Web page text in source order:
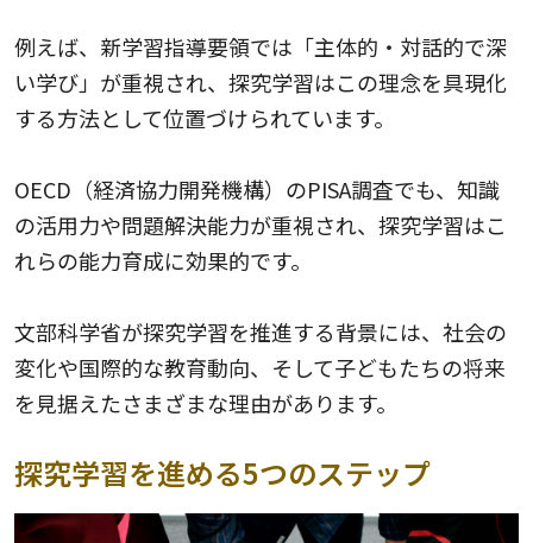
例えば、新学習指導要領では「主体的・対話的で深
い学び」が重視され、探究学習はこの理念を具現化
する方法として位置づけられています。
OECD（経済協力開発機構）のPISA調査でも、知識
の活用力や問題解決能力が重視され、探究学習はこ
れらの能力育成に効果的です。
文部科学省が探究学習を推進する背景には、社会の
変化や国際的な教育動向、そして子どもたちの将来
を見据えたさまざまな理由があります。
探究学習を進める5つのステップ